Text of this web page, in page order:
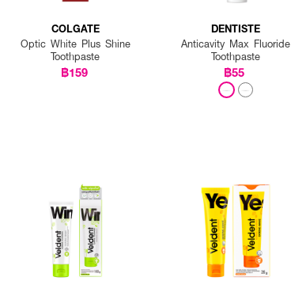
COLGATE
Optic White Plus Shine
Toothpaste
฿159
DENTISTE
Anticavity Max Fluoride
Toothpaste
฿55